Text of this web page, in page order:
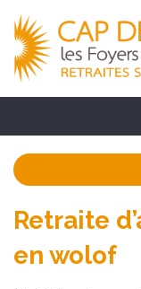
Retraite
en wolof